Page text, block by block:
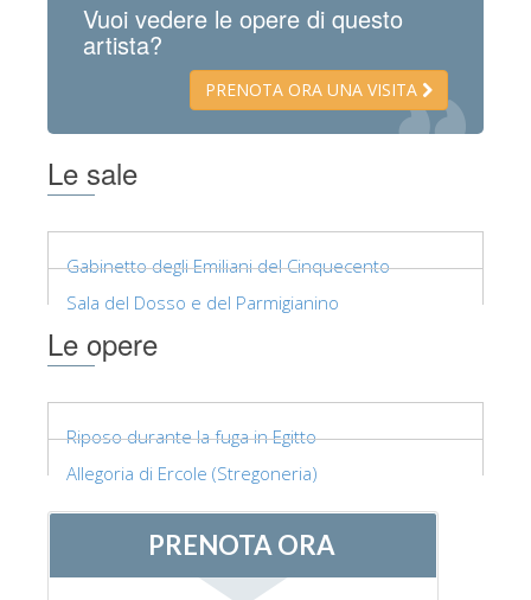
Vuoi vedere le opere di questo
artista?
PRENOTA ORA UNA VISITA
Le sale
Gabinetto degli Emiliani del Cinquecento
Sala del Dosso e del Parmigianino
Le opere
Riposo durante la fuga in Egitto
Allegoria di Ercole (Stregoneria)